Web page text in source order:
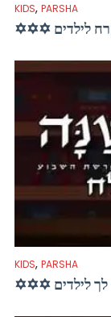
KIDS, PARSHA
KIDS, PARSHA